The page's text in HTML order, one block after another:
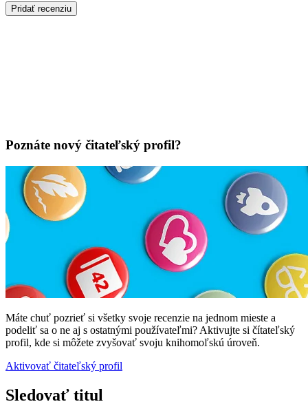
Pridať recenziu
Poznáte nový čitateľský profil?
Máte chuť pozrieť si všetky svoje recenzie na jednom mieste a
podeliť sa o ne aj s ostatnými používateľmi? Aktivujte si čítateľský
profil, kde si môžete zvyšovať svoju knihomoľskú úroveň.
Aktivovať čitateľský profil
Sledovať titul